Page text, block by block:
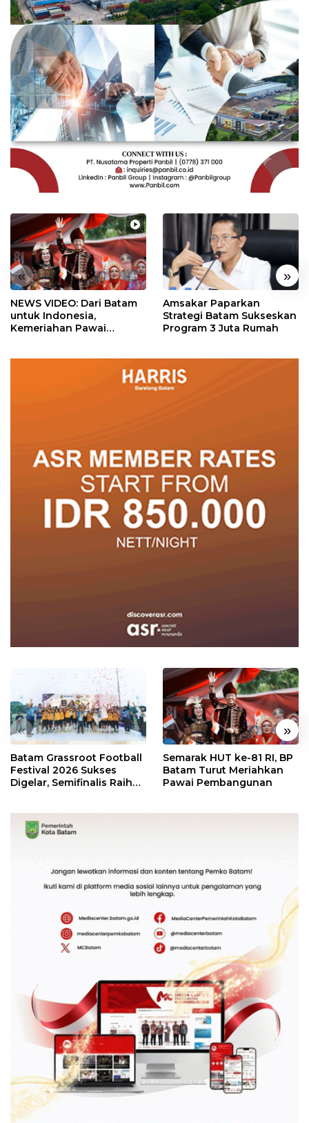
« »
NEWS VIDEO: Dari Batam
untuk Indonesia,
Kemeriahan Pawai
Amsakar Paparkan
Strategi Batam Sukseskan
Program 3 Juta Rumah
« »
Batam Grassroot Football
Festival 2026 Sukses
Digelar, Semifinalis Raih
Semarak HUT ke-81 RI, BP
Batam Turut Meriahkan
Pawai Pembangunan